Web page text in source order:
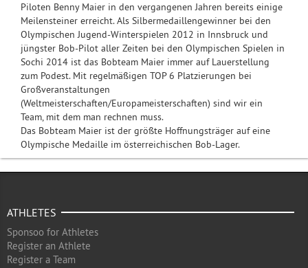
Piloten Benny Maier in den vergangenen Jahren bereits einige
Meilensteiner erreicht. Als Silbermedaillengewinner bei den
Olympischen Jugend-Winterspielen 2012 in Innsbruck und
jüngster Bob-Pilot aller Zeiten bei den Olympischen Spielen in
Sochi 2014 ist das Bobteam Maier immer auf Lauerstellung
zum Podest. Mit regelmäßigen TOP 6 Platzierungen bei
Großveranstaltungen
(Weltmeisterschaften/Europameisterschaften) sind wir ein
Team, mit dem man rechnen muss.
Das Bobteam Maier ist der größte Hoffnungsträger auf eine
Olympische Medaille im österreichischen Bob-Lager.
ATHLETES
Sponsoo for Athletes
Register an Athlete
Register a Team